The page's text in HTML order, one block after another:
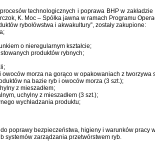
technologicznych i poprawa BHP w
K. Moc – Spółka jawna w ramach Programu
rybołówstwa i akwakultury”, zostały zakupione:
o nieregularnym kształcie;
produktów rybnych;
morza na gorąco w opakowaniach z tworzywa
na bazie ryb i owoców morza (3 szt.);
z mieszadłem;
uchylny z mieszadłem (3 szt.);
wychładzania produktu;
poprawy bezpieczeństwa, higieny i warunków
systemów zarządzania przetwórstwem ryb.